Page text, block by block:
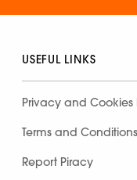
USEFUL LINKS
Privacy and Cookies
Terms and Conditions
Report Piracy